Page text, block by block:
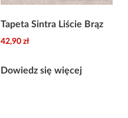
Tapeta Sintra Liście Brąz
42,90 zł
Dowiedz się więcej